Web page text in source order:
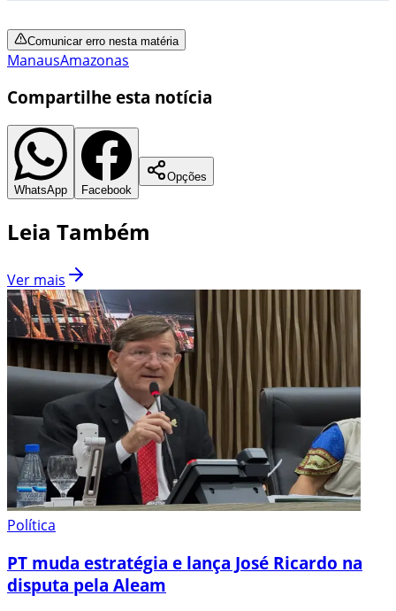
Comunicar erro nesta matéria
ManausAmazonas
Compartilhe esta notícia
WhatsApp Facebook
Opções
Leia Também
Ver mais
Política
PT muda estratégia e lança José Ricardo na
disputa pela Aleam